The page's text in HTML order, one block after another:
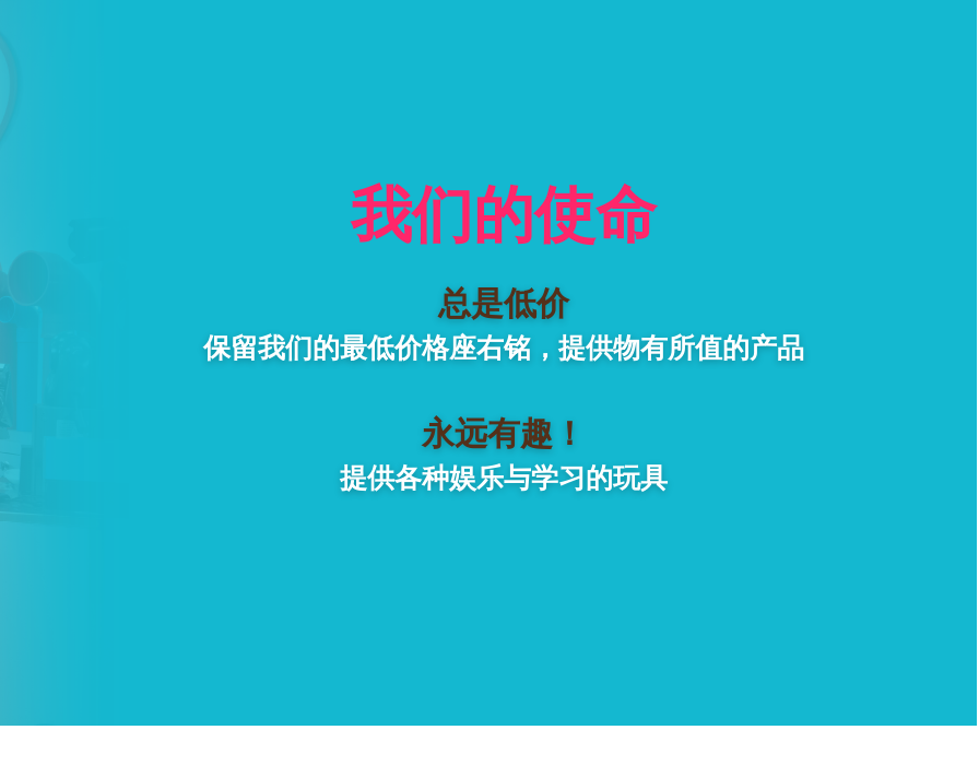
我们的使命
总是低价
保留我们的最低价格座右铭，提供物有所值的产品
永远有趣！
提供各种娱乐与学习的玩具